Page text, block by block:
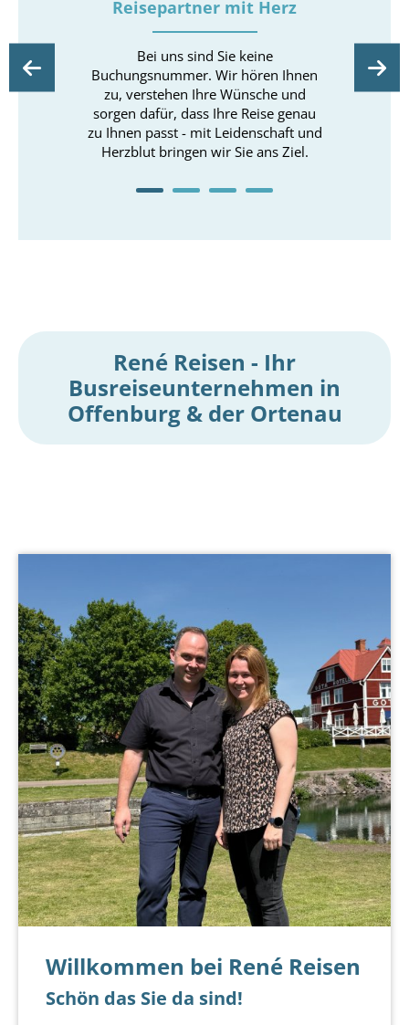
wir
Reisepartner mit Herz
Bei uns sind Sie keine
Buchungsnummer. Wir hören Ihnen
zu, verstehen Ihre Wünsche und
sorgen dafür, dass Ihre Reise genau
zu Ihnen passt - mit Leidenschaft und
Herzblut bringen wir Sie ans Ziel.
Ob
René Reisen - Ihr
Busreiseunternehmen in
Offenburg & der Ortenau
Willkommen bei René Reisen
Schön das Sie da sind!